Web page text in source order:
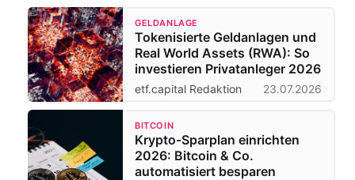
GELDANLAGE
Tokenisierte Geldanlagen und
Real World Assets (RWA): So
investieren Privatanleger 2026
etf.capital Redaktion 23.07.2026
BITCOIN
Krypto-Sparplan einrichten
2026: Bitcoin & Co.
automatisiert besparen